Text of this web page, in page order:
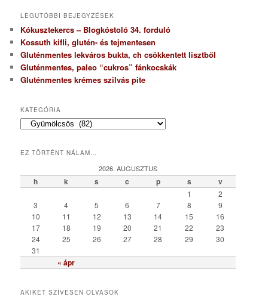
LEGUTÓBBI BEJEGYZÉSEK
Kókusztekercs – Blogkóstoló 34. forduló
Kossuth kifli, glutén- és tejmentesen
Gluténmentes lekváros bukta, ch csökkentett lisztből
Gluténmentes, paleo “cukros” fánkocskák
Gluténmentes krémes szilvás pite
KATEGÓRIA
e
r
EZ TÖRTÉNT NÁLAM…
2026. AUGUSZTUS
h k s c p s v
« ápr
1
2
3
4 5 6 7 8
9
10
11 12 13 14 15
16
17
18 19 20 21 22
23
24
25 26 27 28 29
30
31
AKIKET SZÍVESEN OLVASOK